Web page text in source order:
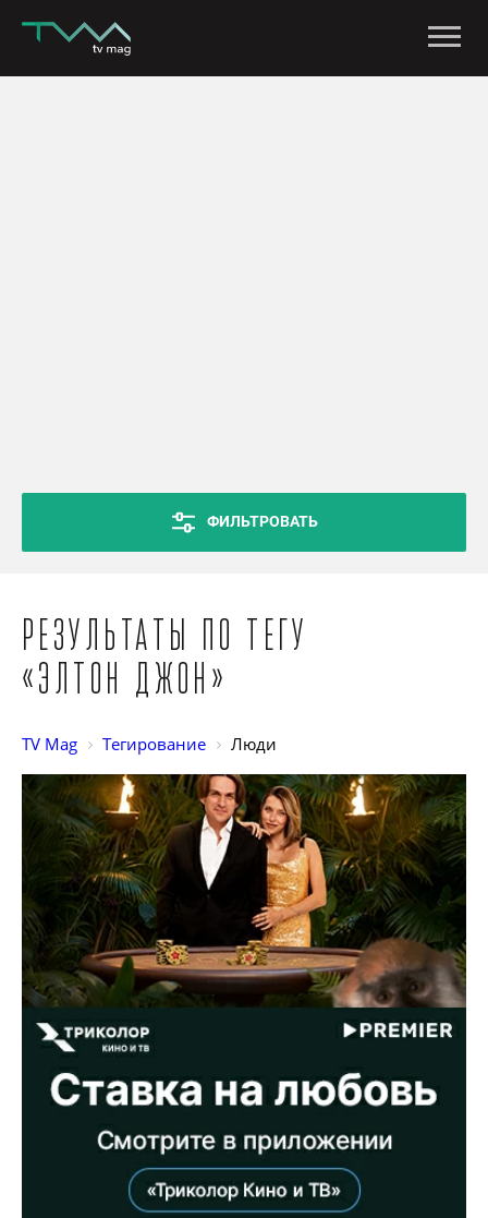
ФИЛЬТРОВАТЬ
Результаты по тегу
«Элтон Джон»
TV Mag Тегирование Люди